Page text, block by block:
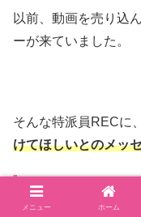
以前、動画を売り込
ーが来ていました。
そんな特派員RECに、
けてほしいとのメッ
MIU404「機動
メニュー ホーム